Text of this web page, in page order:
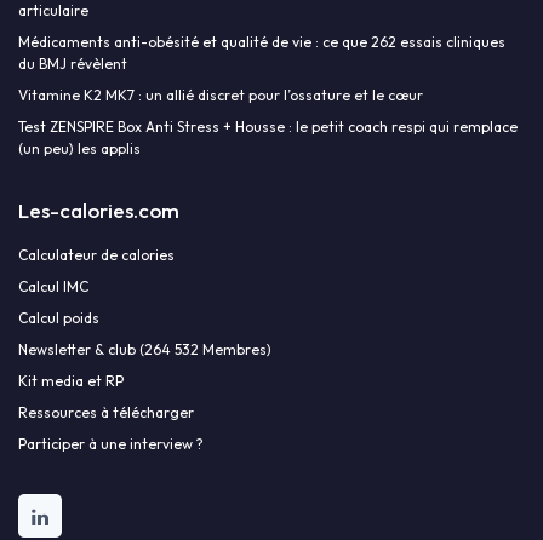
articulaire
Médicaments anti-obésité et qualité de vie : ce que 262 essais cliniques
du BMJ révèlent
Vitamine K2 MK7 : un allié discret pour l’ossature et le cœur
Test ZENSPIRE Box Anti Stress + Housse : le petit coach respi qui remplace
(un peu) les applis
Les-calories.com
Calculateur de calories
Calcul IMC
Calcul poids
Newsletter & club (264 532 Membres)
Kit media et RP
Ressources à télécharger
Participer à une interview ?